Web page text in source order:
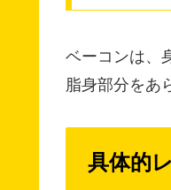
ベーコンは、
脂身部分をあ
具体的